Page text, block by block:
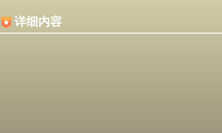
详细内容